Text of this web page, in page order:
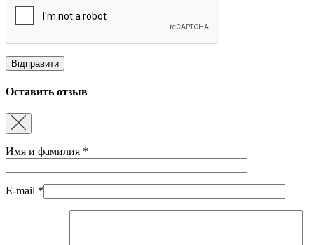
Оставить отзыв
Имя и фамилия *
E-mail *